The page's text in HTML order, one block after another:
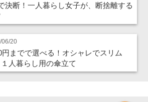
決断！一人暮らし女子が、断捨離する
06/20
円までで選べる！オシャレでスリム
人暮らし用の傘立て